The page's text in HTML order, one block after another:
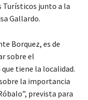
Turísticos junto a la
Gallardo.
Borquez, es de
sobre el
tiene la localidad.
la importancia
prevista para